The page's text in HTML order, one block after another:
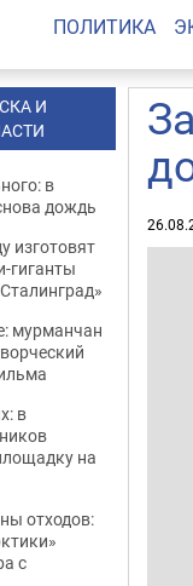
ПОЛИТИКА
И
в
дождь
изготовят
гиганты
мурманчан
в
на
отходов:
с